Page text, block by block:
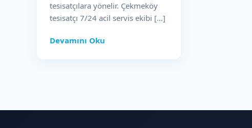
tesisatçılara yönelir. Çekmeköy
tesisatçı 7/24 acil servis ekibi […]
Devamını Oku